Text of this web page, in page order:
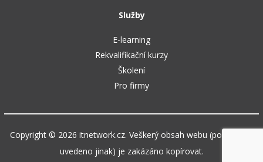
Služby
E-learning
Rekvalifikační kurzy
Školení
Pro firmy
Copyright © 2026 itnetwork.cz. Veškerý obsah webu (pokud není
uvedeno jinak) je zakázáno kopírovat.